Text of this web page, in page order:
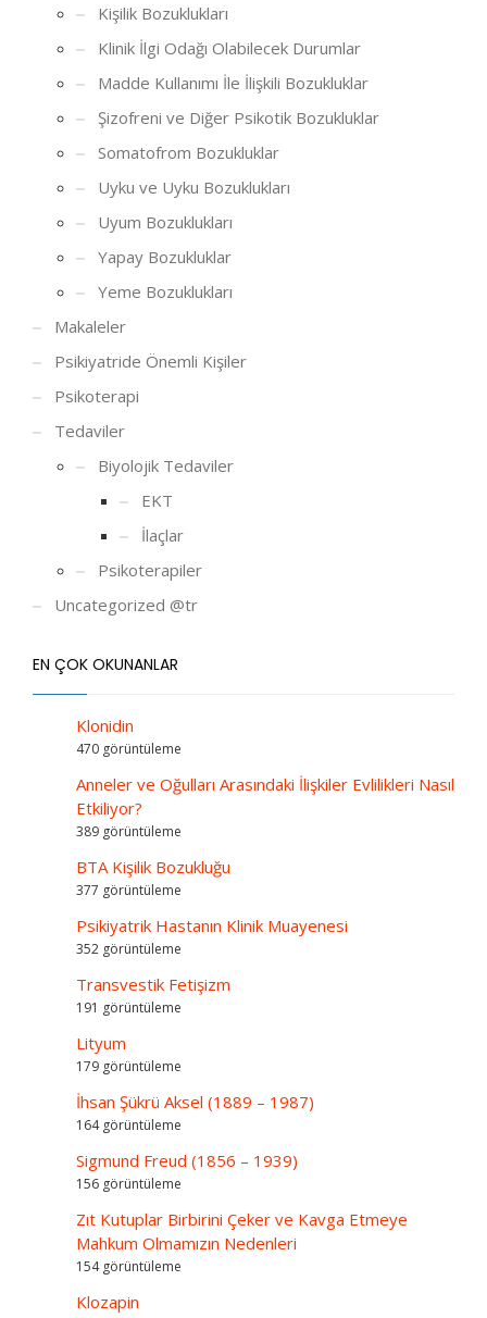
Kişilik Bozuklukları
Klinik İlgi Odağı Olabilecek Durumlar
Madde Kullanımı İle İlişkili Bozukluklar
Şizofreni ve Diğer Psikotik Bozukluklar
Somatofrom Bozukluklar
Uyku ve Uyku Bozuklukları
Uyum Bozuklukları
Yapay Bozukluklar
Yeme Bozuklukları
Makaleler
Psikiyatride Önemli Kişiler
Psikoterapi
Tedaviler
Biyolojik Tedaviler
EKT
İlaçlar
Psikoterapiler
Uncategorized @tr
EN ÇOK OKUNANLAR
Klonidin
470 görüntüleme
Anneler ve Oğulları Arasındaki İlişkiler Evlilikleri Nasıl
Etkiliyor?
389 görüntüleme
BTA Kişilik Bozukluğu
377 görüntüleme
Psikiyatrik Hastanın Klinik Muayenesi
352 görüntüleme
Transvestik Fetişizm
191 görüntüleme
Lityum
179 görüntüleme
İhsan Şükrü Aksel (1889 – 1987)
164 görüntüleme
Sigmund Freud (1856 – 1939)
156 görüntüleme
Zıt Kutuplar Birbirini Çeker ve Kavga Etmeye
Mahkum Olmamızın Nedenleri
154 görüntüleme
Klozapin